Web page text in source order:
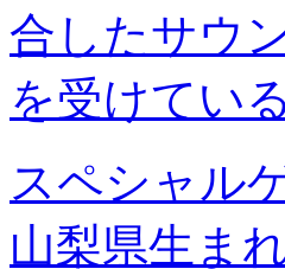
合したサウ
を受けている
スペシャル
山梨県生ま